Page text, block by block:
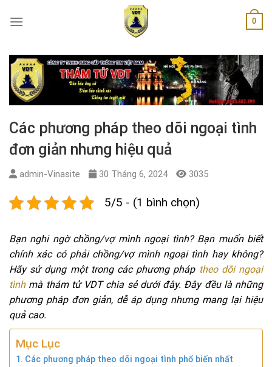
0
Các phương pháp theo dõi ngoại tình
đơn giản nhưng hiệu quả
admin-Vinasite 30 Tháng 6, 2024 3035
5/5 - (1 bình chọn)
Bạn nghi ngờ chồng/vợ mình ngoại tình? Bạn muốn biết
chính xác có phải chồng/vợ mình ngoại tình hay không?
Hãy sử dụng một trong các phương pháp theo dõi ngoại
tình mà thám tử VDT chia sẻ dưới đây. Đây đều là những
phương pháp đơn giản, dễ áp dụng nhưng mang lại hiệu
quả cao.
Mục Lục
Các phương pháp theo dõi ngoại tình phổ biến nhất